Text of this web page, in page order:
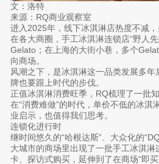
文：洛特
来源：RQ商业观察室
进入2025年，线下冰淇淋店热度不减，
在各大商圈，手工冰淇淋连锁店“野人
Gelato；在上海的大街小巷，多个
向商场。
风潮之下，是冰淇淋这一品类发展多
牌也要跟上时代的步伐。
正值冰淇淋消费旺季，RQ梳理了一批
在“消费难做”的时代，单价不低的冰
业启示，也值得我们思考。
连锁化进行时
继时间悠久的“哈根达斯”、大众化的
大城市的商场里出现了一批手工冰淇
卡、探访式购买，延伸到了在商场“即买